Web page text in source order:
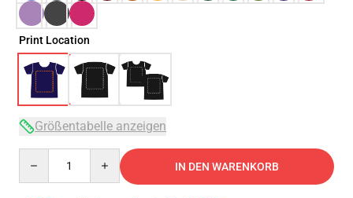
Print Location
Größentabelle anzeigen
IN DEN WARENKORB